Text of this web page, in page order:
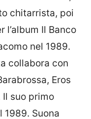
chitarrista, poi
l’album Il Banco
nel 1989.
collabora con
Eros
Il suo primo
1989. Suona